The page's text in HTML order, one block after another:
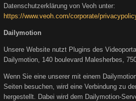
Datenschutzerklärung von Veoh unter:
https://www.veoh.com/corporate/
Dailymotion
Unsere Website nutzt Plugins des
Dailymotion, 140 boulevard Malesherbes,
Wenn Sie eine unserer mit einem
Seiten besuchen, wird eine Verbindung zu
hergestellt. Dabei wird dem Dailymotion-